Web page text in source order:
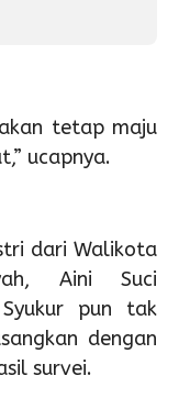
tetap maju
ucapnya.
dari Walikota
Aini Suci
pun tak
dengan
survei.